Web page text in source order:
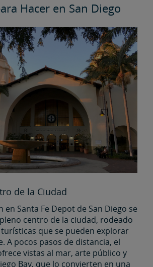
Hacer en San Diego
de la Ciudad
en Santa Fe Depot de San Diego se
centro de la ciudad, rodeado
que se pueden explorar
A pocos pasos de distancia, el
vistas al mar, arte público y
Bay, que lo convierten en una